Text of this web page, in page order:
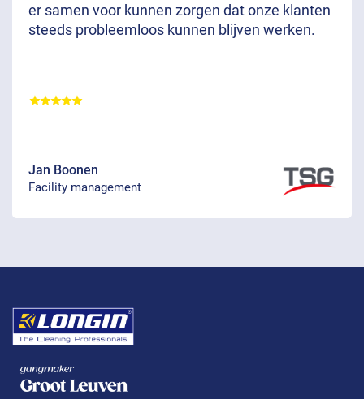
er samen voor kunnen zorgen dat onze klanten
steeds probleemloos kunnen blijven werken.
Jan Boonen
Facility management